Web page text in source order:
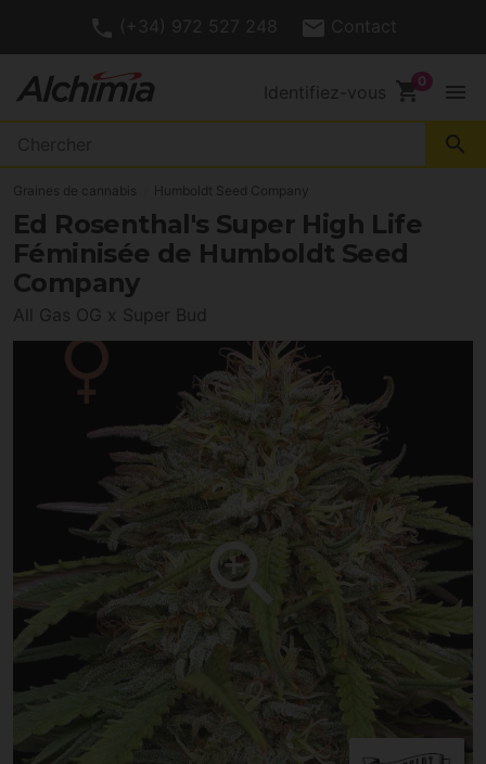
(+34) 972 527 248 Contact
Identifiez-vous shopping_cart menu
search
Graines de cannabis Humboldt Seed Company
Ed Rosenthal's Super High Life
Féminisée de Humboldt Seed
Company
All Gas OG x Super Bud